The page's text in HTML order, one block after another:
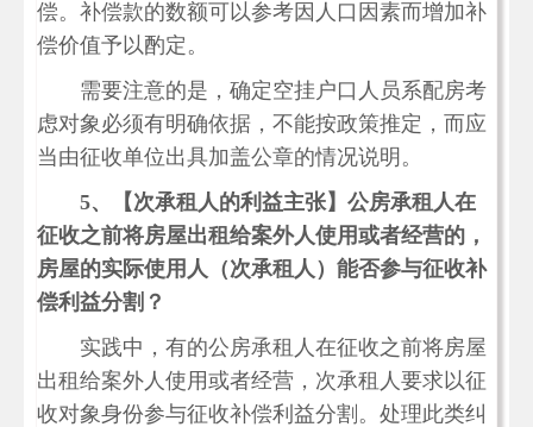
偿。补偿款的数额可以参考因人口因素而增加补
偿价值予以酌定。
需要注意的是，确定空挂户口人员系配房考
虑对象必须有明确依据，不能按政策推定，而应
当由征收单位出具加盖公章的情况说明。
5、【次承租人的利益主张】公房承租人在
征收之前将房屋出租给案外人使用或者经营的，
房屋的实际使用人（次承租人）能否参与征收补
偿利益分割？
实践中，有的公房承租人在征收之前将房屋
出租给案外人使用或者经营，次承租人要求以征
收对象身份参与征收补偿利益分割。处理此类纠